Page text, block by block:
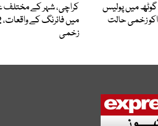
گوٹھ میں پولیس
زخمی حالت
کراچی، شہر کے مختلف
زخمی